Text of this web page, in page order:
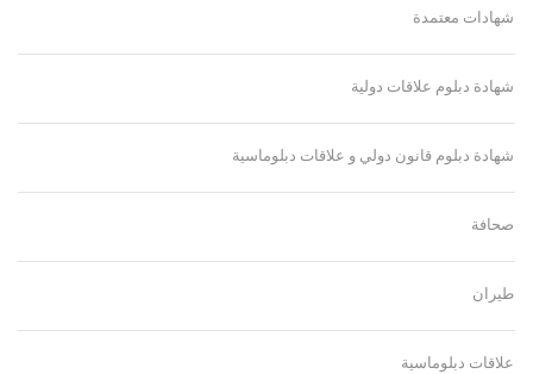
شهادات معتمدة
شهادة دبلوم علاقات دولية
شهادة دبلوم قانون دولي و علاقات دبلوماسية
صحافة
طيران
علاقات دبلوماسية